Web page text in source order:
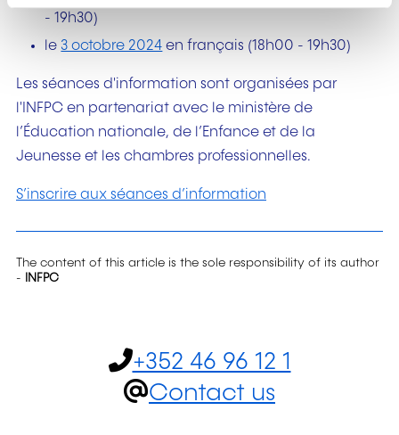
- 19h30)
le 3 octobre 2024 en français (18h00 - 19h30)
Les séances d'information sont organisées par
l'INFPC en partenariat avec le ministère de
l’Éducation nationale, de l’Enfance et de la
Jeunesse et les chambres professionnelles.
S’inscrire aux séances d’information
The content of this article is the sole responsibility of its author
-
INFPC
+352 46 96 12 1
Contact us